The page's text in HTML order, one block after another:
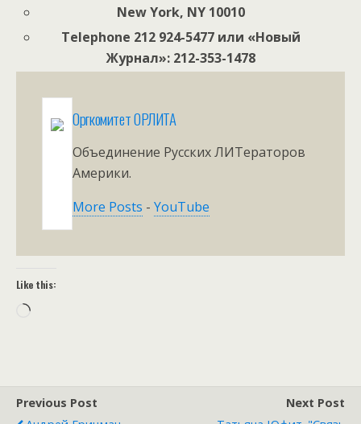
New York, NY 10010
Telephone 212 924-5477 или «Новый
Журнал»: 212-353-1478
Оргкомитет ОРЛИТА
Объединение Русских ЛИТераторов
Америки.
More Posts - YouTube
Like this:
Loading…
Previous Post
Next Post